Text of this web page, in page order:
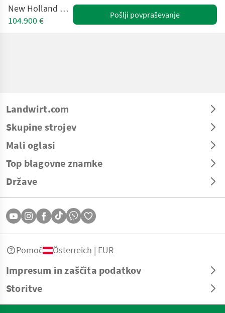
New Holland TH9,35 Elite
104.900 €
Pošlji povpraševanje
Landwirt.com
Skupine strojev
Mali oglasi
Top blagovne znamke
Države
Impresum in zaščita podatkov
Storitve
Pomoč Österreich | EUR